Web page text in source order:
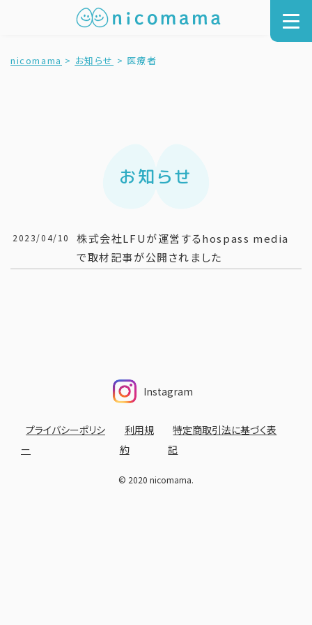
nicomama > お知らせ > 医療者
お知らせ
2023/04/10
株式会社LFUが運営するhospass media
で取材記事が公開されました
Instagram
プライバシーポリシ
ー
利用規
約
特定商取引法に基づく表
記
© 2020 nicomama.